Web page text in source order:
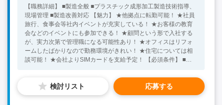
【職務詳細】 ■製造全般 ■プラスチック成形加工製造技術指導、
現場管理 ■製造改善対応 【魅力】 ★他拠点に転勤可能！ ★社員
旅行、食事会等社内イベントが充実している！ ★お客様の教育
会などのイベントにも参加できる！ ★顧問という形で入社する
が、実力次第で管理職になる可能性あり！ ★オフィスはリフォ
ームしたばかりなので勤務環境がきれい！ ★住宅については相
談可能！ ★会社よりSIMカードを支給予定！ 【必須条件】 ■中
ワード：中国日系企業就職 中国勤務 中国就職支援 無料斡旋
サービス 樹脂・プラスチック 成形技術
検討リスト 応募する